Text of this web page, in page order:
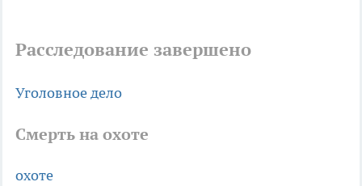
Расследование завершено
Уголовное дело
Смерть на охоте
охоте